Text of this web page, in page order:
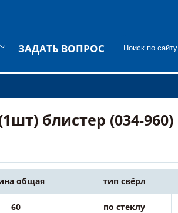
ЗАДАТЬ ВОПРОС
блистер (034-960)
общая тип свёрл
60 по стеклу